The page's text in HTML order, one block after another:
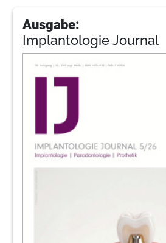
Ausgabe:
Implantologie Journal